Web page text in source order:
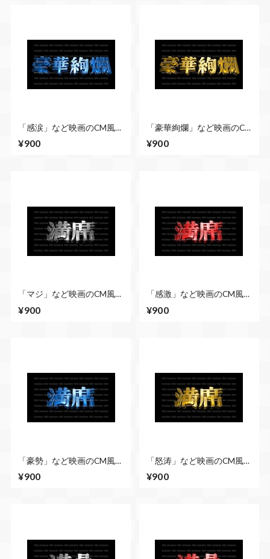
「感涙」など映画のCM風に
種類 No.5 青
¥900
「豪華絢爛」など映画のCM
字５種類 No.5 ゴールド
¥900
「マジ」など映画のCM風に
種類 No.4 シルバー
¥900
「感激」など映画のCM風に
種類 No.4 赤
¥900
「豪勢」など映画のCM風に
種類 No.4 青
¥900
「怒涛」など映画のCM風に
種類 No.4 ゴールド
¥900